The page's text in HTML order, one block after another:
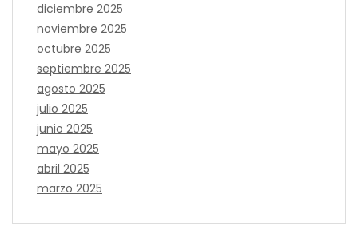
diciembre 2025
noviembre 2025
octubre 2025
septiembre 2025
agosto 2025
julio 2025
junio 2025
mayo 2025
abril 2025
marzo 2025